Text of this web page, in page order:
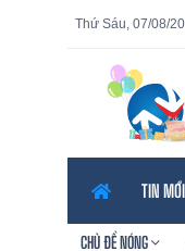
Thứ Sáu, 07/08/
TIN MỚI
CHỦ ĐỀ NÓNG
Tính năng
năng